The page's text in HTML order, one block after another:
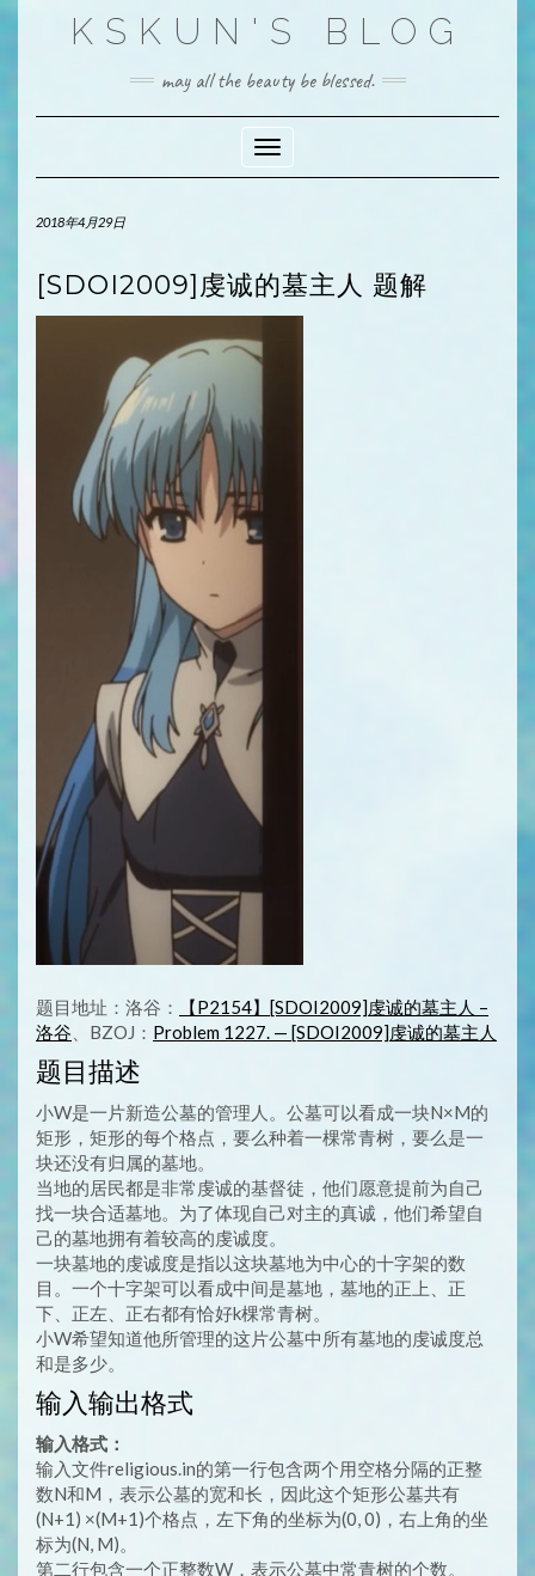
Skip
KSKUN'S BLOG
may all the beauty be blessed.
Toggle Navigation
2018年4月29日
[SDOI2009]虔诚的墓主人 题解
题目地址：洛谷：
【P2154】[SDOI2009]虔诚的墓主人 –
洛谷 、BZOJ： Problem 1227. — [SDOI2009]虔诚的墓主人
题目描述
小W是一片新造公墓的管理人。公墓可以看成一块N×M的
矩形，矩形的每个格点，要么种着一棵常青树，要么是一
块还没有归属的墓地。
当地的居民都是非常虔诚的基督徒，他们愿意提前为自己
找一块合适墓地。为了体现自己对主的真诚，他们希望自
己的墓地拥有着较高的虔诚度。
一块墓地的虔诚度是指以这块墓地为中心的十字架的数
目。一个十字架可以看成中间是墓地，墓地的正上、正
下、正左、正右都有恰好k棵常青树。
小W希望知道他所管理的这片公墓中所有墓地的虔诚度总
和是多少。
输入输出格式
输入格式：
输入文件religious.in的第一行包含两个用空格分隔的正整
数N和M，表示公墓的宽和长，因此这个矩形公墓共有
(N+1) ×(M+1)个格点，左下角的坐标为(0, 0)，右上角的坐
标为(N, M)。
第二行包含一个正整数W，表示公墓中常青树的个数。